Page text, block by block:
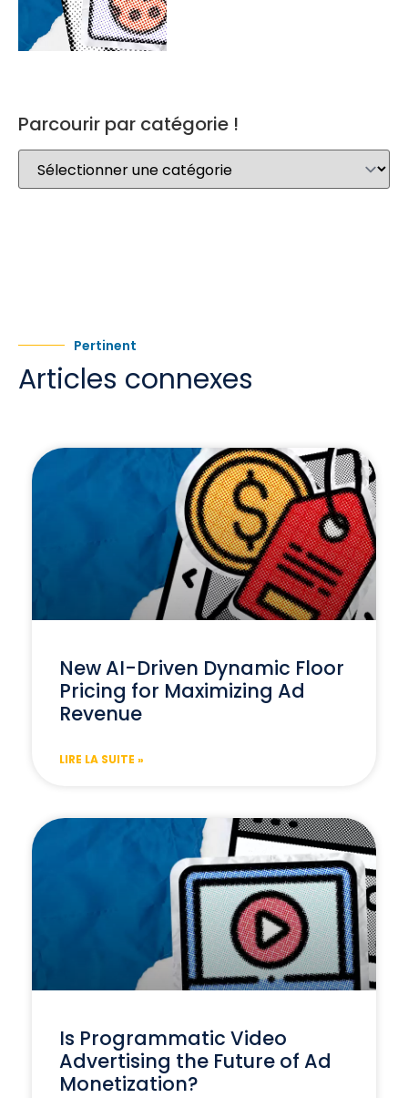
Parcourir par catégorie !
Pertinent
Articles connexes
New AI-Driven Dynamic Floor
Pricing for Maximizing Ad
Revenue
LIRE LA SUITE »
Is Programmatic Video
Advertising the Future of Ad
Monetization?